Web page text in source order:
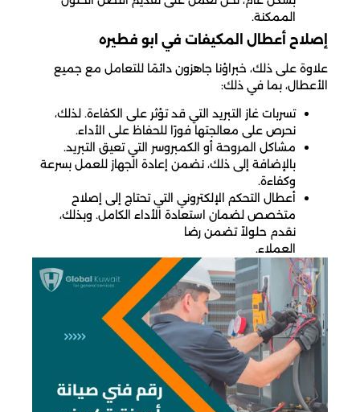
الممكنة.
إصلاح أعطال المكيفات في ابو فطيره
علاوة على ذلك، خبراؤنا جاهزون دائمًا للتعامل مع جميع
الأعطال، بما في ذلك:
تسربات غاز التبريد التي قد تؤثر على الكفاءة. لذلك،
نحرص على معالجتها فورًا للحفاظ على الأداء.
مشاكل المروحة أو الكمبروسر التي تعيق التبريد.
بالإضافة إلى ذلك، نضمن إعادة الجهاز للعمل بسرعة
وكفاءة.
أعطال التحكم الإلكتروني التي تحتاج إلى إصلاح
متخصص لضمان استعادة الأداء الكامل. وبذلك،
نقدم حلولاً تضمن رضا
العملاء.